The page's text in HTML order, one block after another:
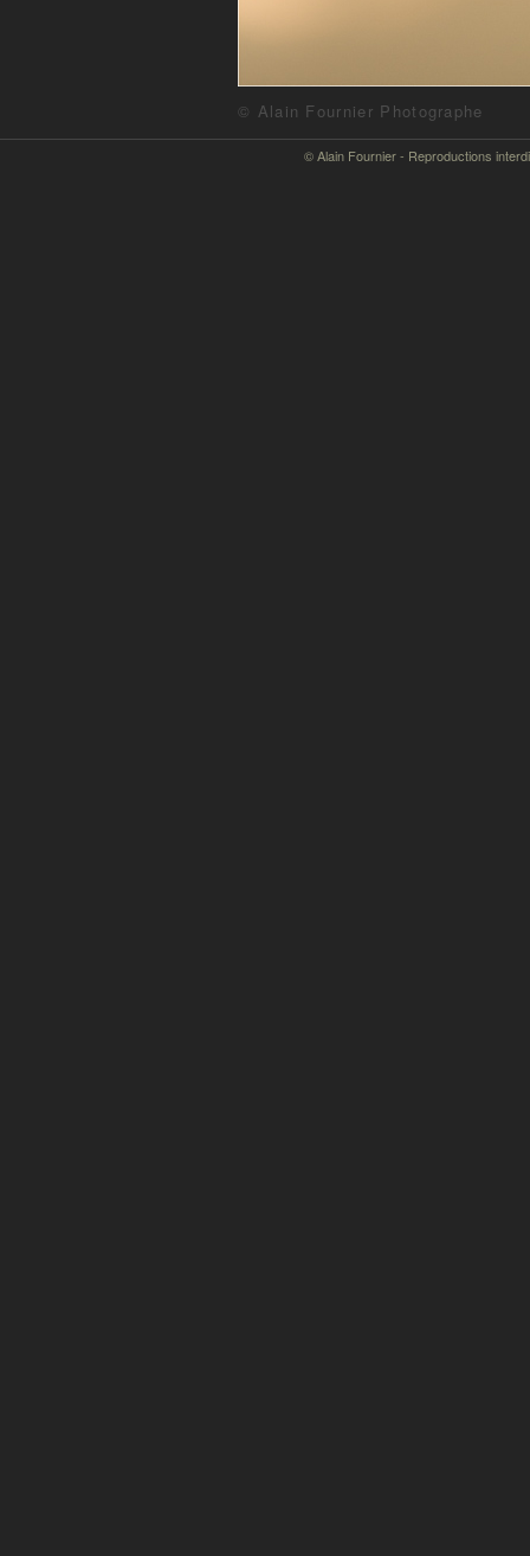
© Alain Fournier Photographe
© Alain Fournier - Reproductions